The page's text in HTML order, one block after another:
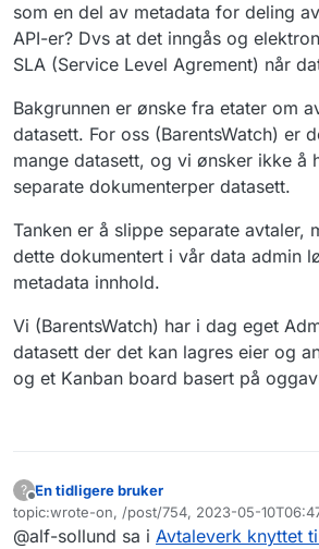
som en del av metadata for deling
API-er? Dvs at det inngås og
SLA (Service Level Agrement) når
Bakgrunnen er ønske fra etater om
datasett. For oss (BarentsWatch) er
mange datasett, og vi ønsker ikke å
separate dokumenterper datasett.
Tanken er å slippe separate avtaler,
dette dokumentert i vår data admin
metadata innhold.
Vi (BarentsWatch) har i dag eget
datasett der det kan lagres eier og
og et Kanban board basert på
?
Frakoblet
En tidligere bruker
topic:wrote-on, /post/754, 2023-05-
Sist endret av
@alf-sollund sa i Avtaleverk knyttet